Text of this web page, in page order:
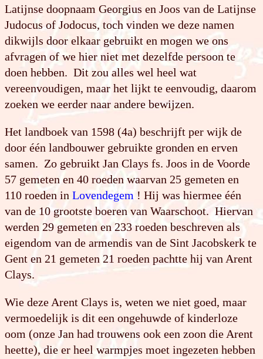
Latijnse doopnaam Georgius en Joos van de Latijnse
Judocus of Jodocus, toch vinden we deze namen
dikwijls door elkaar gebruikt en mogen we ons
afvragen of we hier niet met dezelfde persoon te
doen hebben. Dit zou alles wel heel wat
vereenvoudigen, maar het lijkt te eenvoudig, daarom
zoeken we eerder naar andere bewijzen.
Het landboek van 1598 (4a) beschrijft per wijk de
door één landbouwer gebruikte gronden en erven
samen. Zo gebruikt Jan Clays fs. Joos in de Voorde
57 gemeten en 40 roeden waarvan 25 gemeten en
110 roeden in Lovendegem ! Hij was hiermee één
van de 10 grootste boeren van Waarschoot. Hiervan
werden 29 gemeten en 233 roeden beschreven als
eigendom van de armendis van de Sint Jacobskerk te
Gent en 21 gemeten 21 roeden pachtte hij van Arent
Clays.
Wie deze Arent Clays is, weten we niet goed, maar
vermoedelijk is dit een ongehuwde of kinderloze
oom (onze Jan had trouwens ook een zoon die Arent
heette), die er heel warmpjes moet ingezeten hebben